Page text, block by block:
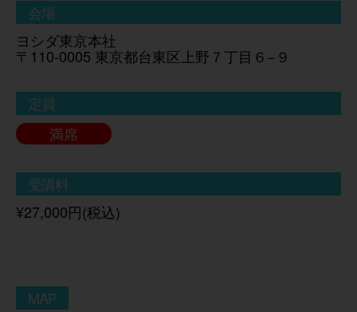
会場
ヨシダ東京本社
〒110-0005 東京都台東区上野７丁目６−９
定員
満席
受講料
¥27,000円(税込)
MAP